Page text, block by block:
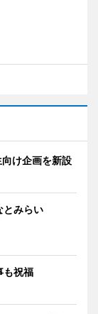
け企画を新設
みらい
祝福